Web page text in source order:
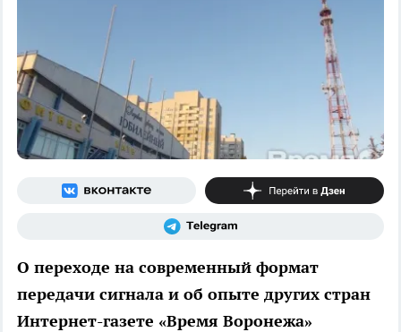
О переходе на современный формат
передачи сигнала и об опыте других стран
Интернет-газете «Время Воронежа»